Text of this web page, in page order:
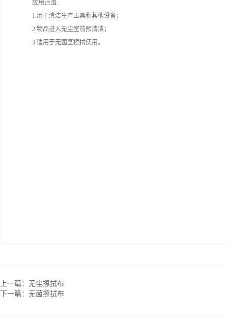
应用范围:
1.用于清洁生产工具和其他设备；
2.物品进入无尘室前预清洁；
3.适用于无菌室擦拭使用。
上一篇： 无尘擦拭布
下一篇： 无菌擦拭布